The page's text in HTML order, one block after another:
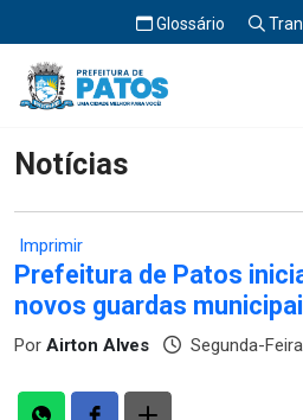
Glossário
Início Notícias
Notícias
Imprimir
Prefeitura de Patos
novos guardas
Por Airton Alves Segunda-